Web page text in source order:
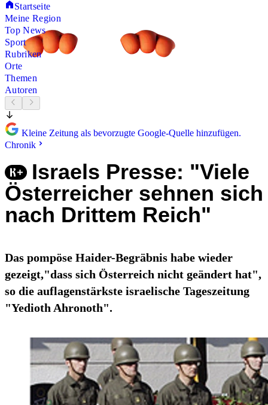
Startseite
Meine Region
Top News
Sport
Rubriken
Orte
Themen
Autoren
Kleine Zeitung als bevorzugte Google-Quelle hinzufügen.
Chronik
Israels Presse: "Viele
Österreicher sehnen sich
nach Drittem Reich"
Das pompöse Haider-Begräbnis habe wieder
gezeigt,"dass sich Österreich nicht geändert hat",
so die auflagenstärkste israelische Tageszeitung
"Yedioth Ahronoth".